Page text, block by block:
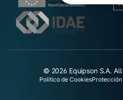
© 2026 Equipson S.A.
Política de CookiesProtección